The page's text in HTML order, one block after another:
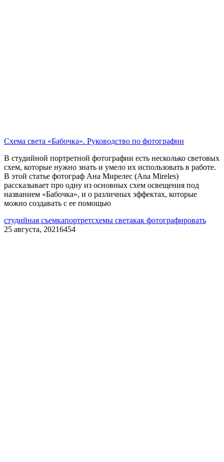
Схема света «Бабочка». Руководство по фотографии
В студийной портретной фотографии есть несколько световых
схем, которые нужно знать и умело их использовать в работе.
В этой статье фотограф Ана Мирелес (Ana Mireles)
рассказывает про одну из основных схем освещения под
названием «Бабочка», и о различных эффектах, которые
можно создавать с ее помощью
студийная съемкапортретсхемы светакак фотографировать
25 августа, 20216454